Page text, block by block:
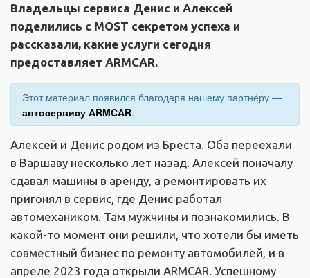
Владельцы сервиса Денис и Алексей
поделились с MOST секретом успеха и
рассказали, какие услуги сегодня
предоставляет ARMCAR.
Этот материал появился благодаря нашему партнёру —
автосервису ARMCAR.
Алексей и Денис родом из Бреста. Оба переехали
в Варшаву несколько лет назад. Алексей поначалу
сдавал машины в аренду, а ремонтировать их
пригонял в сервис, где Денис работал
автомехаником. Там мужчины и познакомились. В
какой-то момент они решили, что хотели бы иметь
совместный бизнес по ремонту автомобилей, и в
апреле 2023 года открыли ARMCAR. Успешному